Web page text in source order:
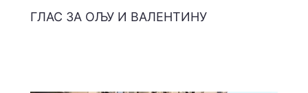
ГЛАС ЗА ОЉУ И ВАЛЕНТИНУ